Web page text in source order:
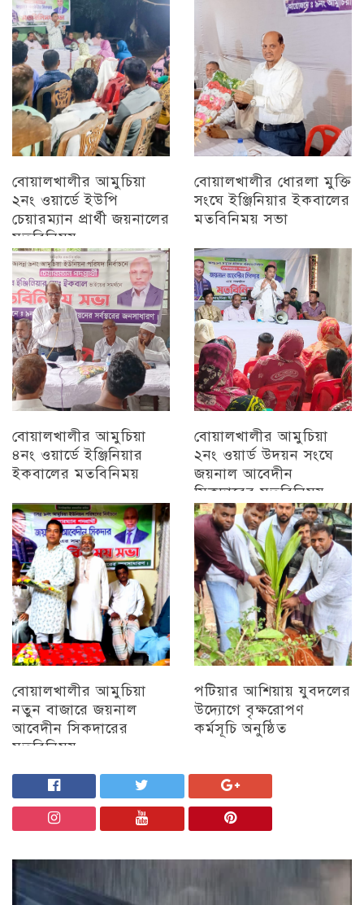
বোয়ালখালীর আমুচিয়া
২নং ওয়ার্ডে ইউপি
চেয়ারম্যান প্রার্থী জয়নালের
মতবিনিময়
চট্টগ্রাম
বোয়ালখালীর ধোরলা মুক্তি
সংঘে ইঞ্জিনিয়ার ইকবালের
মতবিনিময় সভা
চট্টগ্রাম
বোয়ালখালীর আমুচিয়া
৪নং ওয়ার্ডে ইঞ্জিনিয়ার
ইকবালের মতবিনিময়
চট্টগ্রাম
বোয়ালখালীর আমুচিয়া
২নং ওয়ার্ড উদয়ন সংঘে
জয়নাল আবেদীন
সিকদারের মতবিনিময়
অন্যান্য
বোয়ালখালীর আমুচিয়া
নতুন বাজারে জয়নাল
আবেদীন সিকদারের
মতবিনিময়
চট্টগ্রাম
পটিয়ার আশিয়ায় যুবদলের
উদ্যোগে বৃক্ষরোপণ
কর্মসূচি অনুষ্ঠিত